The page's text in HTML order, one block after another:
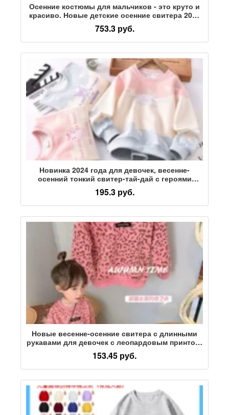
Осенние костюмы для мальчиков - это круто и
красиво. Новые детские осенние свитера 2024
года - это красиво и модно в весенне-осеннем
тренде больших детей в спорте.
753.3 руб.
Новинка 2024 года для девочек, весенне-
осенний тонкий свитер-тай-дай с героями
мультфильмов "Куломи", детские топы в
западном стиле с длинными рукавами,
универсальная тенденция
195.3 руб.
Новые весенне-осенние свитера с длинными
рукавами для девочек с леопардовым принтом,
коллекция 2023 года, детская корейская версия
красных сетчатых топов с длинными рукавами
в западном стиле.
153.45 руб.